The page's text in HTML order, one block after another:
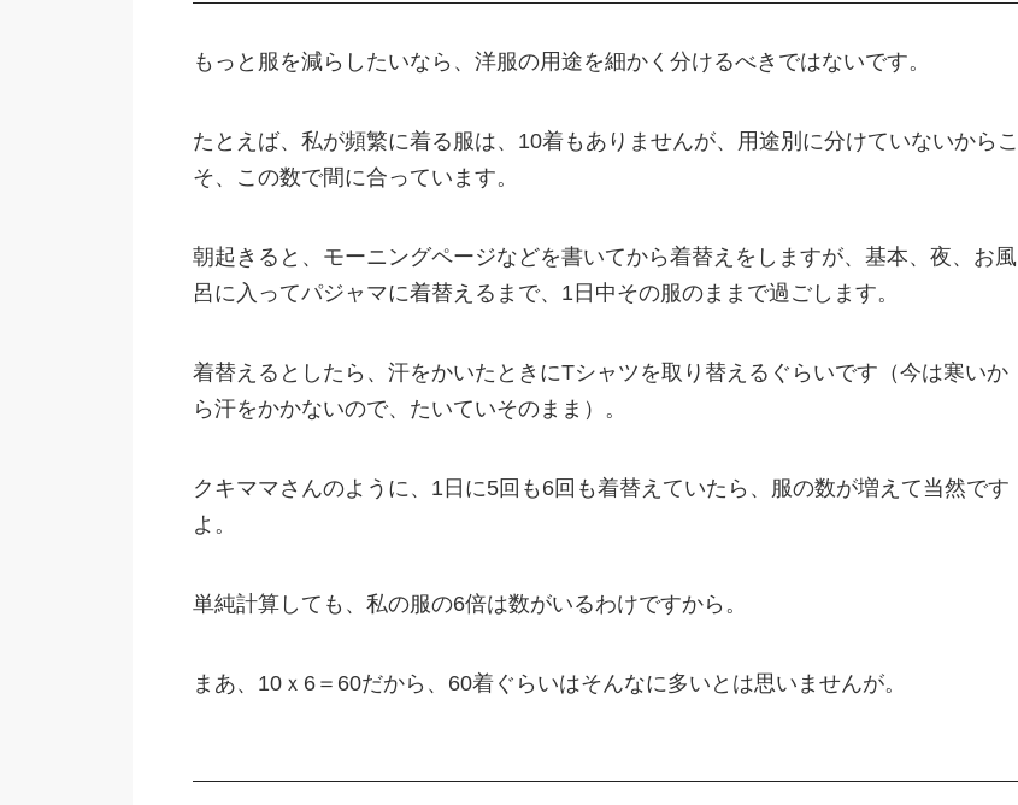
もっと服を減らしたいなら、洋服の用途を細かく分けるべきではないです。
たとえば、私が頻繁に着る服は、10着もありませんが、用途別に分けていないからこ
そ、この数で間に合っています。
朝起きると、モーニングページなどを書いてから着替えをしますが、基本、夜、お風
呂に入ってパジャマに着替えるまで、1日中その服のままで過ごします。
着替えるとしたら、汗をかいたときにTシャツを取り替えるぐらいです（今は寒いか
ら汗をかかないので、たいていそのまま）。
クキママさんのように、1日に5回も6回も着替えていたら、服の数が増えて当然です
よ。
単純計算しても、私の服の6倍は数がいるわけですから。
まあ、10ｘ6＝60だから、60着ぐらいはそんなに多いとは思いませんが。